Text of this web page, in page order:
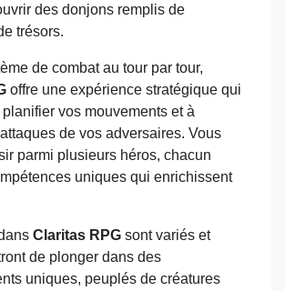
des donjons remplis de
trésors.
de combat au tour par tour,
offre une expérience stratégique qui
vos mouvements et à
de vos adversaires. Vous
parmi plusieurs héros, chacun
uniques qui enrichissent
Claritas RPG sont variés et
de plonger dans des
uniques, peuplés de créatures